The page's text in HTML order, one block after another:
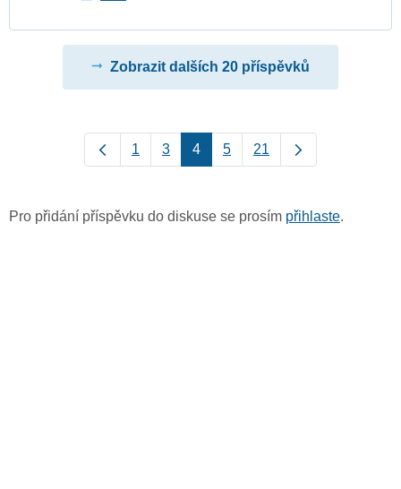
Zobrazit dalších 20 příspěvků
1 3 4 5 21
Pro přidání příspěvku do diskuse se prosím přihlaste.